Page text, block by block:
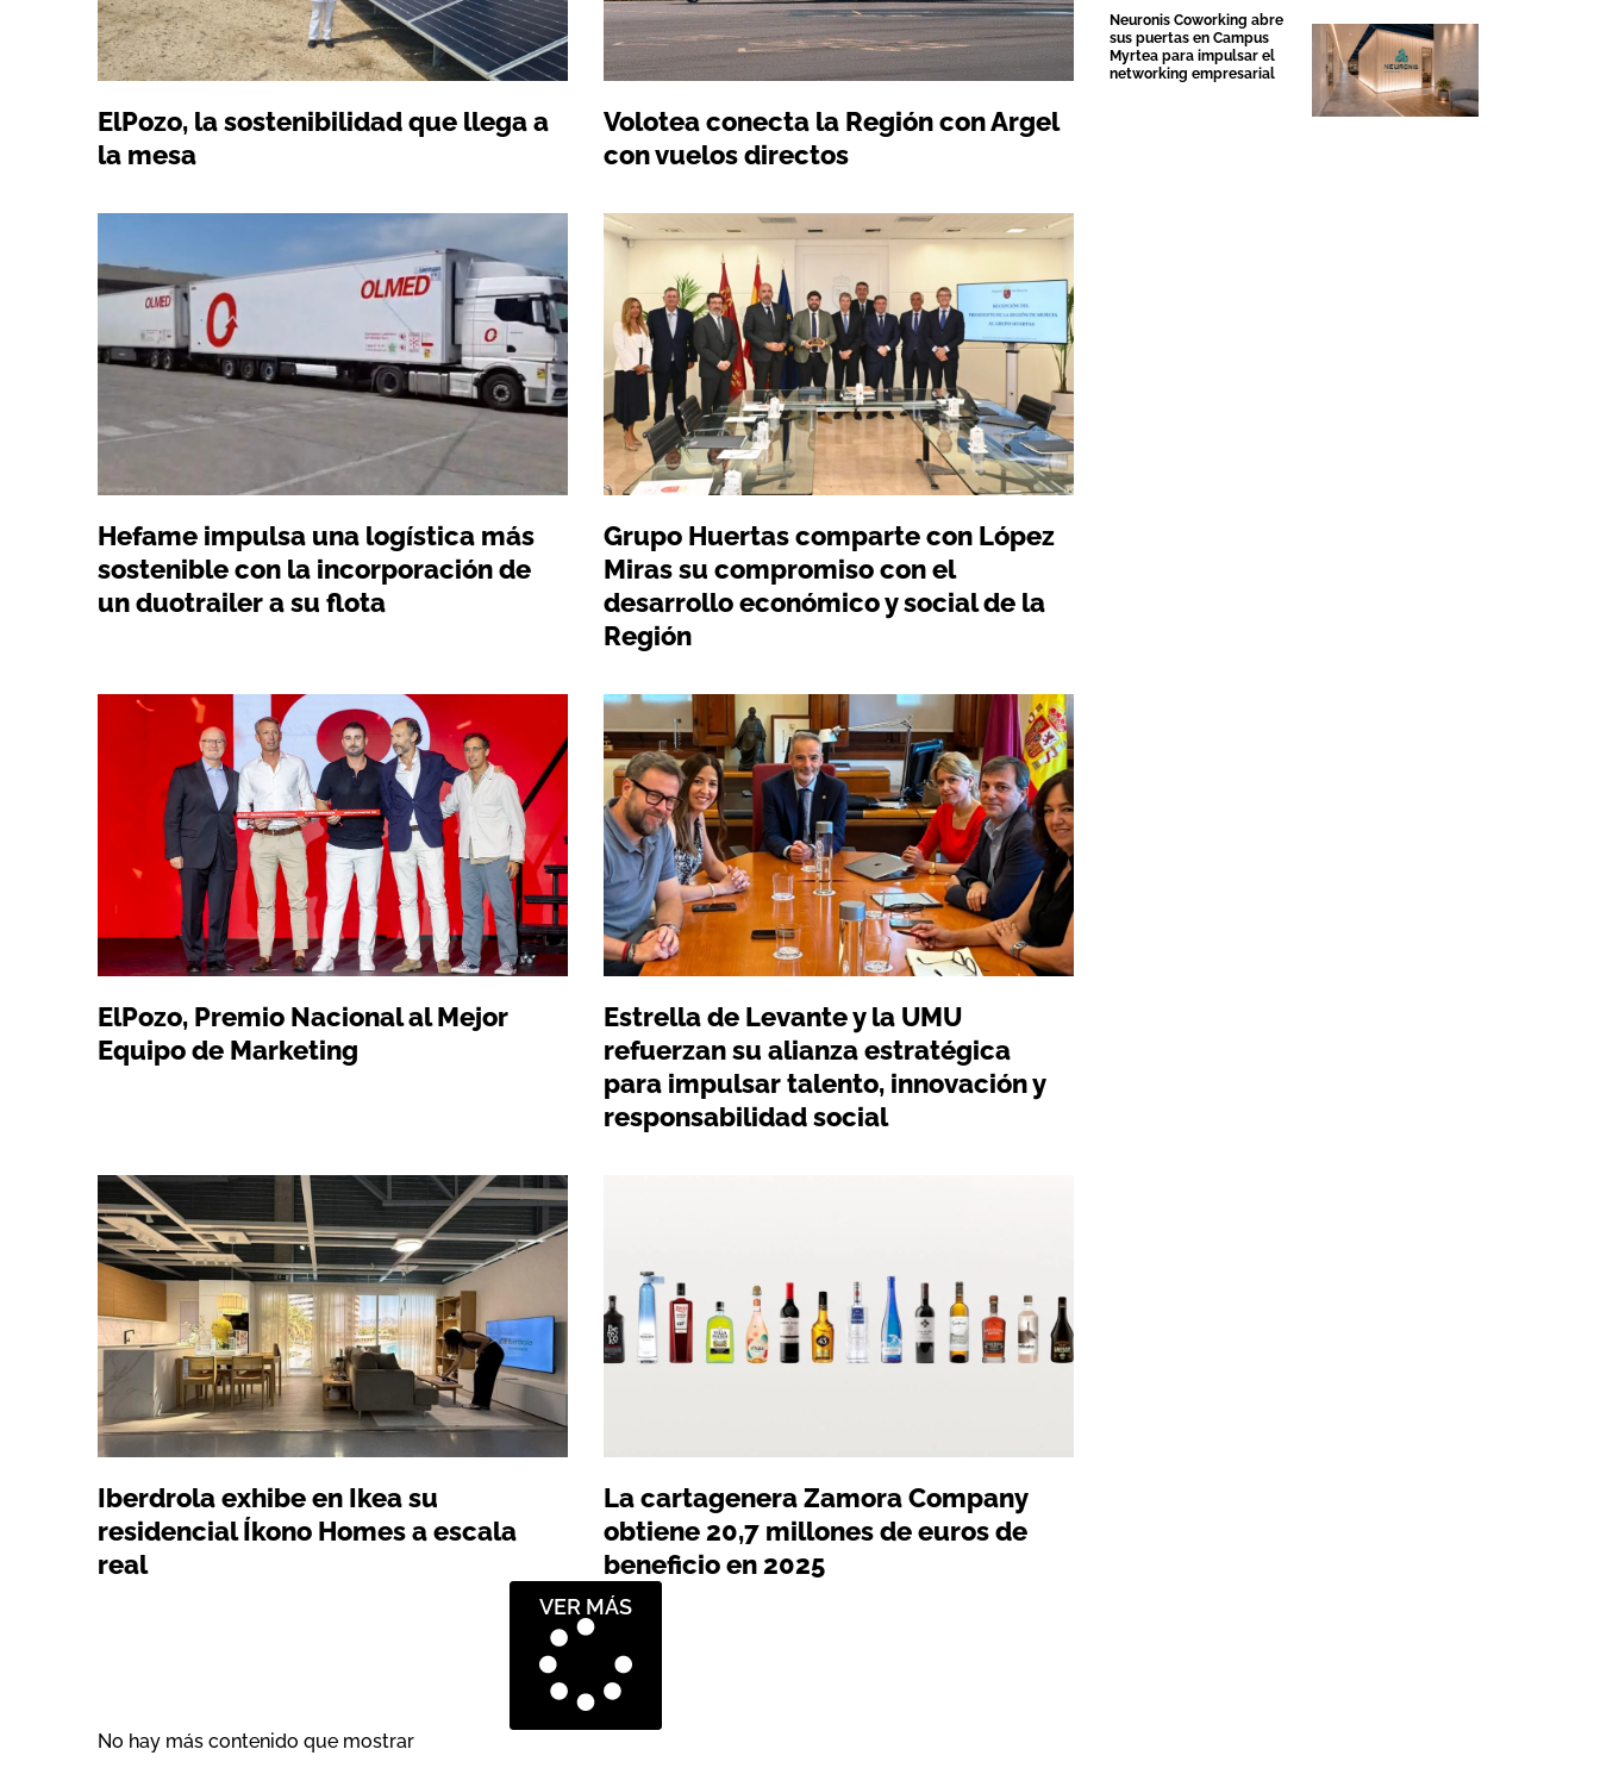
ElPozo, la sostenibilidad que llega a
la mesa
Volotea conecta la Región con Argel
con vuelos directos
Hefame impulsa una logística más
sostenible con la incorporación de
un duotrailer a su flota
Grupo Huertas comparte con López
Miras su compromiso con el
desarrollo económico y social de la
Región
ElPozo, Premio Nacional al Mejor
Equipo de Marketing
Estrella de Levante y la UMU
refuerzan su alianza estratégica
para impulsar talento, innovación y
responsabilidad social
Iberdrola exhibe en Ikea su
residencial Íkono Homes a escala
real
La cartagenera Zamora Company
obtiene 20,7 millones de euros de
beneficio en 2025
VER MÁS
No hay más contenido que mostrar
Neuronis Coworking abre
sus puertas en Campus
Myrtea para impulsar el
networking empresarial